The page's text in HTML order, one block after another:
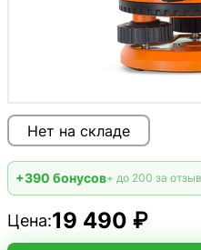
Нет на складе
+390 бонусов+ до 200 за отзыв
Цена:19 490 ₽